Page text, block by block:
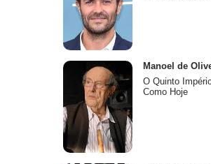
Manoel de
O Quinto
Como Hoje